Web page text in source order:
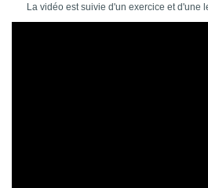
La vidéo est suivie d'un exercice et d'une